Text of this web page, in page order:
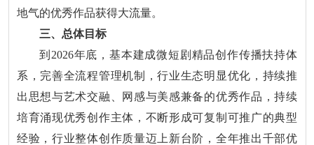
地气的优秀作品获得大流量。
三、总体目标
到2026年底，基本建成微短剧精品创作传播扶持体
系，完善全流程管理机制，行业生态明显优化，持续推
出思想与艺术交融、网感与美感兼备的优秀作品，持续
培育涌现优秀创作主体，不断形成可复制可推广的典型
经验，行业整体创作质量迈上新台阶，全年推出千部优